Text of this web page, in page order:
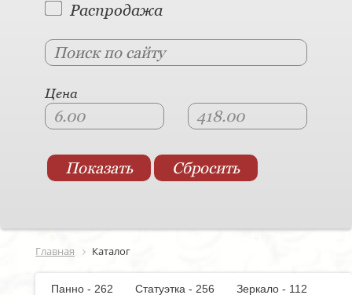
Распродажа
Цена
Главная Каталог
Панно - 262 Статуэтка - 256
Зеркало - 112